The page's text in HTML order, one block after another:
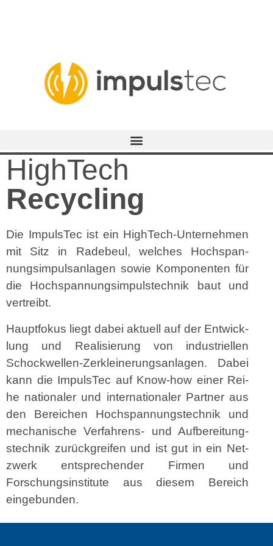
HighTech
Recycling
Die Impul­sTec ist ein High­Tech-Unternehmen
mit Sitz in Rade­beul, welch­es Hochspan­
nungsim­pul­san­la­gen sowie Kom­po­nen­ten für
die Hochspan­nungsim­pul­stech­nik baut und
vertreibt.
Haupt­fokus liegt dabei aktuell auf der Entwick­
lung und Real­isierung von indus­triellen
Schock­wellen-Zerkleinerungsan­la­gen. Dabei
kann die Impul­sTec auf Know-how ein­er Rei­
he nationaler und inter­na­tionaler Part­ner aus
den Bere­ichen Hochspan­nung­stech­nik und
mech­a­nis­che Ver­fahrens- und Auf­bere­itung­
stech­nik zurück­greifen und ist gut in ein Net­
zw­erk entsprechen­der Fir­men und
Forschungsin­sti­tute aus diesem Bere­ich
eingebunden.